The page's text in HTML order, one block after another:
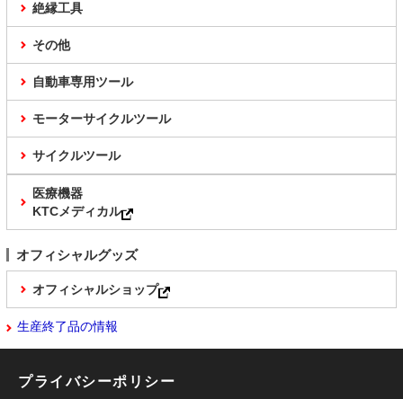
絶縁工具
その他
自動車専用ツール
モーターサイクルツール
サイクルツール
医療機器
KTCメディカル
オフィシャルグッズ
オフィシャルショップ
生産終了品の情報
プライバシーポリシー